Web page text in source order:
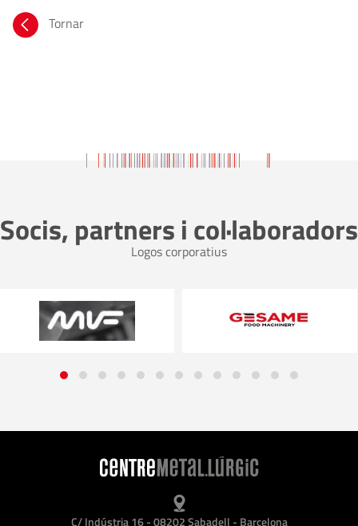
Tornar
Socis, partners i col·laboradors
Logos corporatius
C/ Indústria 16 - 08202 Sabadell - Barcelona